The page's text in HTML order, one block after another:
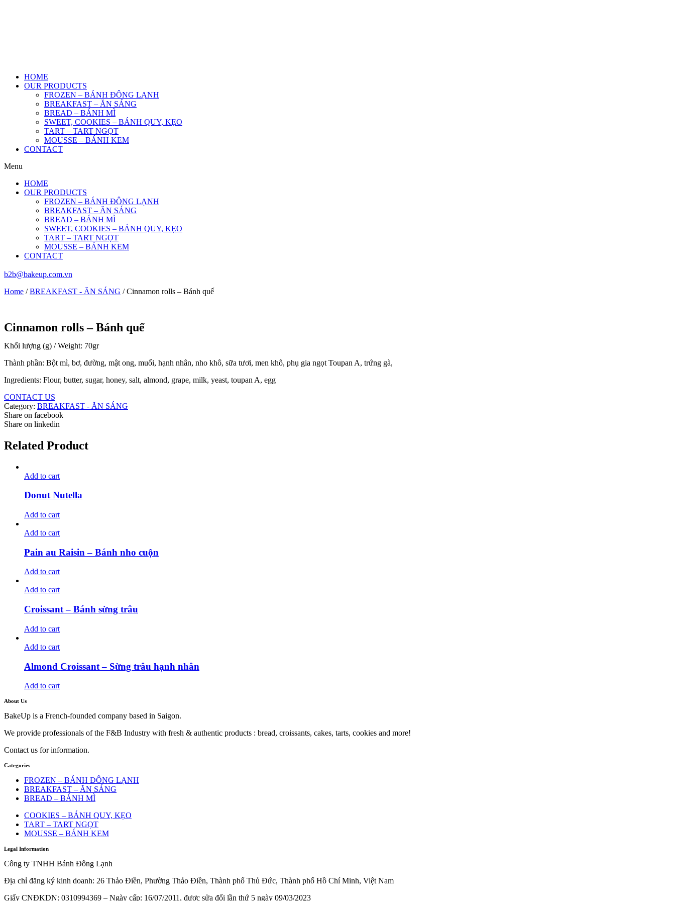
HOME
OUR PRODUCTS
FROZEN – BÁNH ĐÔNG LẠNH
BREAKFAST – ĂN SÁNG
BREAD – BÁNH MÌ
SWEET, COOKIES – BÁNH QUY, KẸO
TART – TART NGỌT
MOUSSE – BÁNH KEM
CONTACT
Menu
HOME
OUR PRODUCTS
FROZEN – BÁNH ĐÔNG LẠNH
BREAKFAST – ĂN SÁNG
BREAD – BÁNH MÌ
SWEET, COOKIES – BÁNH QUY, KẸO
TART – TART NGỌT
MOUSSE – BÁNH KEM
CONTACT
b2b@bakeup.com.vn
Home /BREAKFAST - ĂN SÁNG / Cinnamon rolls – Bánh quế
Cinnamon rolls – Bánh quế
Khối lượng (g) / Weight: 70gr
Thành phần: Bột mì, bơ, đường, mật ong, muối, hạnh nhân, nho khô, sữa tươi, men khô, phụ gia ngọt Toupan A, trứng gà,
Ingredients: Flour, butter, sugar, honey, salt, almond, grape, milk, yeast, toupan A, egg
CONTACT US
Category: BREAKFAST - ĂN SÁNG
Share on facebook
Share on linkedin
Related Product
Add to cart
Donut Nutella
Add to cart
Add to cart
Pain au Raisin – Bánh nho cuộn
Add to cart
Add to cart
Croissant – Bánh sừng trâu
Add to cart
Add to cart
Almond Croissant – Sừng trâu hạnh nhân
Add to cart
About Us
BakeUp is a French-founded company based in Saigon.
We provide professionals of the F&B Industry with fresh & authentic products : bread, croissants, cakes, tarts, cookies and more!
Contact us for information.
Categories
FROZEN – BÁNH ĐÔNG LẠNH
BREAKFAST – ĂN SÁNG
BREAD – BÁNH MÌ
COOKIES – BÁNH QUY, KẸO
TART – TART NGỌT
MOUSSE – BÁNH KEM
Legal Information
Công ty TNHH Bánh Đông Lạnh
Địa chỉ đăng ký kinh doanh: 26 Thảo Điền, Phường Thảo Điền, Thành phố Thủ Đức, Thành phố Hồ Chí Minh, Việt Nam
Giấy CNĐKDN: 0310994369 – Ngày cấp: 16/07/2011, được sửa đổi lần thứ 5 ngày 09/03/2023